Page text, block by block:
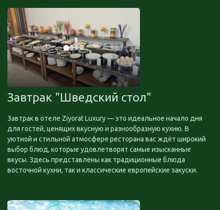
Завтрак "Шведский стол"
Завтрак в отеле Ziyorat Luxury — это идеальное начало дня
для гостей, ценящих вкусную и разнообразную кухню. В
уютной и стильной атмосфере ресторана вас ждёт широкий
выбор блюд, которые удовлетворят самые изысканные
вкусы. Здесь представлены как традиционные блюда
восточной кухни, так и классические европейские закуски.